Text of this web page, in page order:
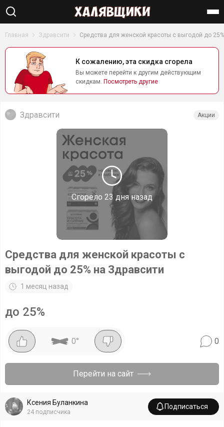
Найти
Главная Здравсити Средства для женской красоты с выгодой до 25%
К сожалению, эта скидка сгорела
Вы можете перейти к другим действующим
скидкам. Посмотреть другие
Сгорело 23 дня назад
Здравсити Акции
Средства для женской красоты с
выгодой до 25% на Здравсити
1 месяц назад
до 25%
0° 0
Перейти на сайт
Ксения Буланкина
24 подписчика
Подписаться